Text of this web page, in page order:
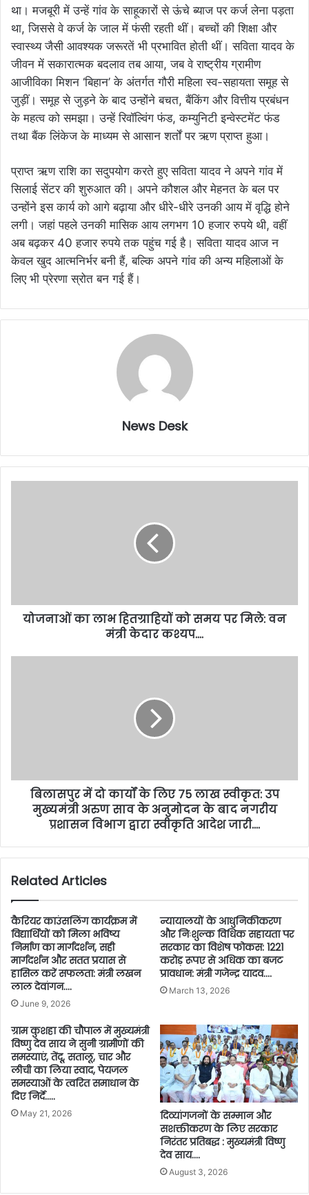
था। मजबूरी में उन्हें गांव के साहूकारों से ऊंचे ब्याज पर कर्ज लेना पड़ता
था, जिससे वे कर्ज के जाल में फंसी रहती थीं। बच्चों की शिक्षा और
स्वास्थ्य जैसी आवश्यक जरूरतें भी प्रभावित होती थीं। सविता यादव के
जीवन में सकारात्मक बदलाव तब आया, जब वे राष्ट्रीय ग्रामीण
आजीविका मिशन ‘बिहान’ के अंतर्गत गौरी महिला स्व-सहायता समूह से
जुड़ीं। समूह से जुड़ने के बाद उन्होंने बचत, बैंकिंग और वित्तीय प्रबंधन
के महत्व को समझा। उन्हें रिवॉल्विंग फंड, कम्युनिटी इन्वेस्टमेंट फंड
तथा बैंक लिंकेज के माध्यम से आसान शर्तों पर ऋण प्राप्त हुआ।
प्राप्त ऋण राशि का सदुपयोग करते हुए सविता यादव ने अपने गांव में
सिलाई सेंटर की शुरुआत की। अपने कौशल और मेहनत के बल पर
उन्होंने इस कार्य को आगे बढ़ाया और धीरे-धीरे उनकी आय में वृद्धि होने
लगी। जहां पहले उनकी मासिक आय लगभग 10 हजार रुपये थी, वहीं
अब बढ़कर 40 हजार रुपये तक पहुंच गई है। सविता यादव आज न
केवल खुद आत्मनिर्भर बनी हैं, बल्कि अपने गांव की अन्य महिलाओं के
लिए भी प्रेरणा स्रोत बन गई हैं।
News Desk
योजनाओं का लाभ हितग्राहियों को समय पर मिले: वन
मंत्री केदार कश्यप….
बिलासपुर में दो कार्यों के लिए 75 लाख स्वीकृत: उप
मुख्यमंत्री अरुण साव के अनुमोदन के बाद नगरीय
प्रशासन विभाग द्वारा स्वीकृति आदेश जारी….
Related Articles
कैरियर काउंसलिंग कार्यक्रम में
विद्यार्थियों को मिला भविष्य
निर्माण का मार्गदर्शन, सही
मार्गदर्शन और सतत प्रयास से
हासिल करें सफलता: मंत्री लखन
लाल देवांगन….
June 9, 2026
न्यायालयों के आधुनिकीकरण
और निःशुल्क विधिक सहायता पर
सरकार का विशेष फोकस: 1221
करोड़ रूपए से अधिक का बजट
प्रावधान: मंत्री गजेन्द्र यादव….
March 13, 2026
ग्राम कुशहा की चौपाल में मुख्यमंत्री
विष्णु देव साय ने सुनी ग्रामीणों की
समस्याएं, तेंदू, सतालू, चार और
लीची का लिया स्वाद, पेयजल
समस्याओं के त्वरित समाधान के
दिए निर्दे…..
May 21, 2026
दिव्यांगजनों के सम्मान और
सशक्तीकरण के लिए सरकार
निरंतर प्रतिबद्ध : मुख्यमंत्री विष्णु
देव साय….
August 3, 2026